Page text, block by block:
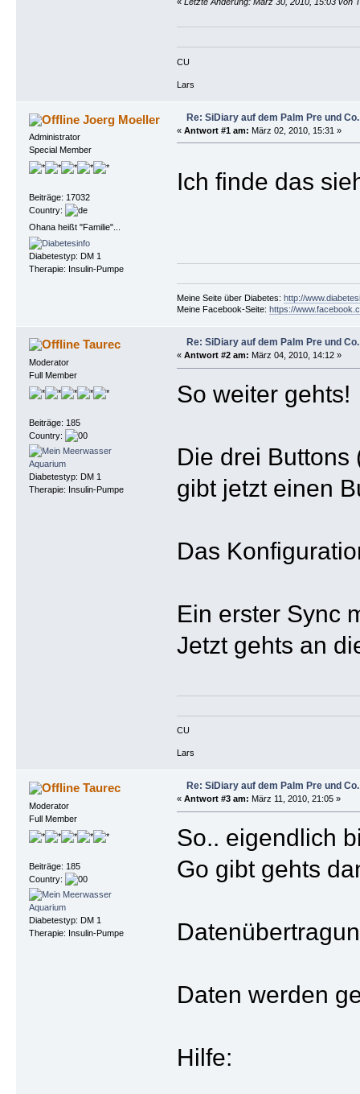
CU
Lars
Joerg Moeller
Administrator
Special Member
Beiträge: 17032
Country:
Ohana heißt "Familie"...
Diabetestyp: DM 1
Therapie: Insulin-Pumpe
Re: SiDiary auf dem Palm Pre und Co.
« Antwort #1 am: März 02, 2010, 15:31 »
Ich finde das
Meine Seite über Diabetes: http://
Meine Facebook-Seite: https://
Taurec
Moderator
Full Member
Beiträge: 185
Country:
Diabetestyp: DM 1
Therapie: Insulin-Pumpe
Re: SiDiary auf dem Palm Pre und Co.
« Antwort #2 am: März 04, 2010, 14:12 »
So weiter gehts!
Die drei Buttons
gibt jetzt einen
Das
Ein erster Sync
Jetzt gehts an
CU
Lars
Taurec
Moderator
Full Member
Beiträge: 185
Country:
Diabetestyp: DM 1
Therapie: Insulin-Pumpe
Re: SiDiary auf dem Palm Pre und Co.
« Antwort #3 am: März 11, 2010, 21:05 »
So.. eigendlich
Go gibt gehts
Daten werden
Hilfe: